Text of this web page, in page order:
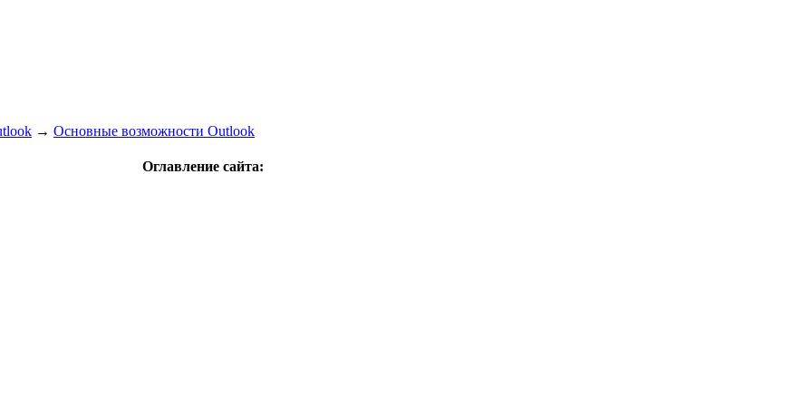
→ Основные возможности Outlook
Оглавление сайта: